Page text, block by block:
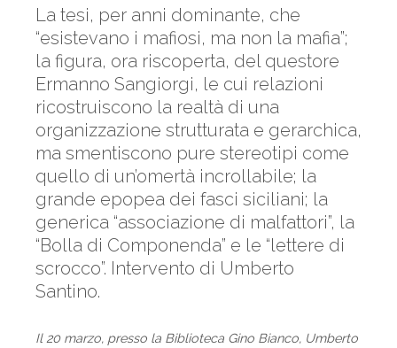
La tesi, per anni dominante, che
“esistevano i mafiosi, ma non la mafia”;
la figura, ora riscoperta, del questore
Ermanno Sangiorgi, le cui relazioni
ricostruiscono la realtà di una
organizzazione strutturata e gerarchica,
ma smentiscono pure stereotipi come
quello di un’omertà incrollabile; la
grande epopea dei fasci siciliani; la
generica “associazione di malfattori”, la
“Bolla di Componenda” e le “lettere di
scrocco”. Intervento di Umberto
Santino.
Il 20 marzo, presso la Biblioteca Gino Bianco, Umberto